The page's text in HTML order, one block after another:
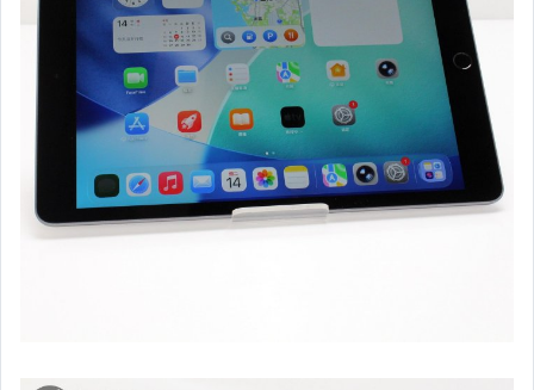
平板電腦 (Samsung)
平板電腦 (其他品牌)
數位單眼相機 (Canon)
單眼鏡頭 (Canon 原廠)
單眼鏡頭 (For Nikon 副廠)